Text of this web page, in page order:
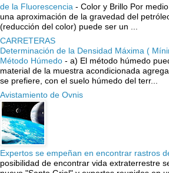
de la Fluorescencia - Color y Brillo Por
una aproximación de la gravedad del
(reducción del color) puede ser un ...
CARRETERAS
Determinación de la Densidad Máxima (
Método Húmedo - a) El método húmedo
material de la muestra acondicionada
se prefiere, con el suelo húmedo del terr...
Avistamiento de Ovnis
Expertos se empeñan en encontrar rastros
posibilidad de encontrar vida extraterrestre